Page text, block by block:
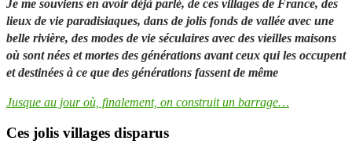
Je me souviens en avoir déjà parlé, de ces villages de France, des
lieux de vie paradisiaques, dans de jolis fonds de vallée avec une
belle rivière, des modes de vie séculaires avec des vieilles maisons
où sont nées et mortes des générations avant ceux qui les occupent
et destinées à ce que des générations fassent de même
Jusque au jour où, finalement, on construit un barrage…
Ces jolis villages disparus